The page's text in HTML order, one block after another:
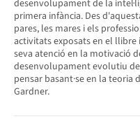
desenvolupament de la
primera infància. Des
pares, les mares i els
activitats exposats en el
seva atenció en la motivació
desenvolupament evolutiu
pensar basant·se en la teoria
Gardner.